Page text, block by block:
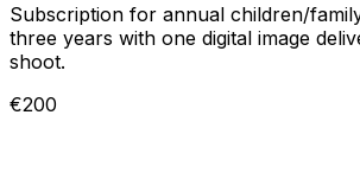
Subscription for annual children/
three years with one digital image
shoot.
€200